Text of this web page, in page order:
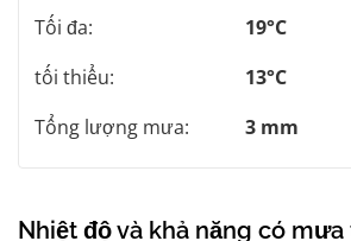
Tối đa:
19°C
tối thiểu:
13°C
Tổng lượng mưa:
3 mm
Nhiệt độ và khả năng có